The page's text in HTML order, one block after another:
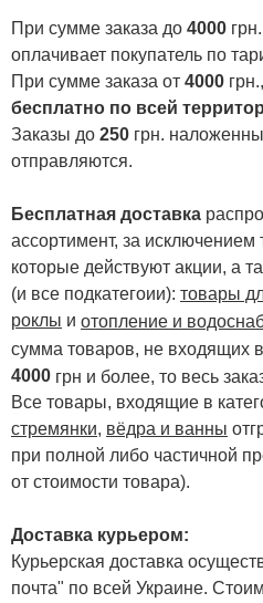
При сумме заказа до 4000
оплачивает покупатель по
При сумме заказа от 4000
бесплатно по всей
Заказы до 250 грн.
отправляются.
Бесплатная доставка
ассортимент, за исключением
которые действуют акции, а
(и все подкатегоии): товары
роклы и отопление и
сумма товаров, не входящих
4000 грн и более, то весь
Все товары, входящие в
стремянки, вёдра и ванны
при полной либо частичной
от стоимости товара).
Доставка курьером:
Курьерская доставка
почта" по всей Украине.